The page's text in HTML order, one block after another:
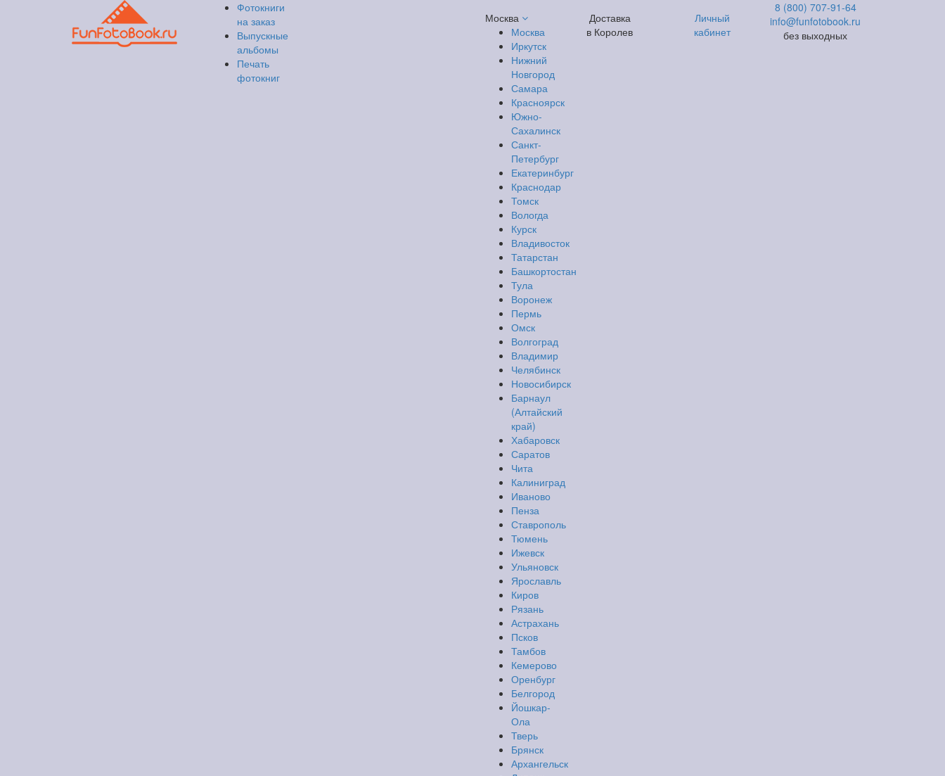
Фотокниги
на заказ
Выпускные
альбомы
Печать
фотокниг
Москва
Москва
Иркутск
Нижний
Новгород
Самара
Красноярск
Южно-
Сахалинск
Санкт-
Петербург
Екатеринбург
Краснодар
Томск
Вологда
Курск
Владивосток
Татарстан
Башкортостан
Тула
Воронеж
Пермь
Омск
Волгоград
Владимир
Челябинск
Новосибирск
Барнаул
(Алтайский
край)
Хабаровск
Саратов
Чита
Калиниград
Иваново
Пенза
Ставрополь
Тюмень
Ижевск
Ульяновск
Ярославль
Киров
Рязань
Астрахань
Псков
Тамбов
Кемерово
Оренбург
Белгород
Йошкар-
Ола
Тверь
Брянск
Архангельск
Доставка
в Королев
Личный
кабинет
8 (800) 707-91-64
info@funfotobook.ru
без выходных